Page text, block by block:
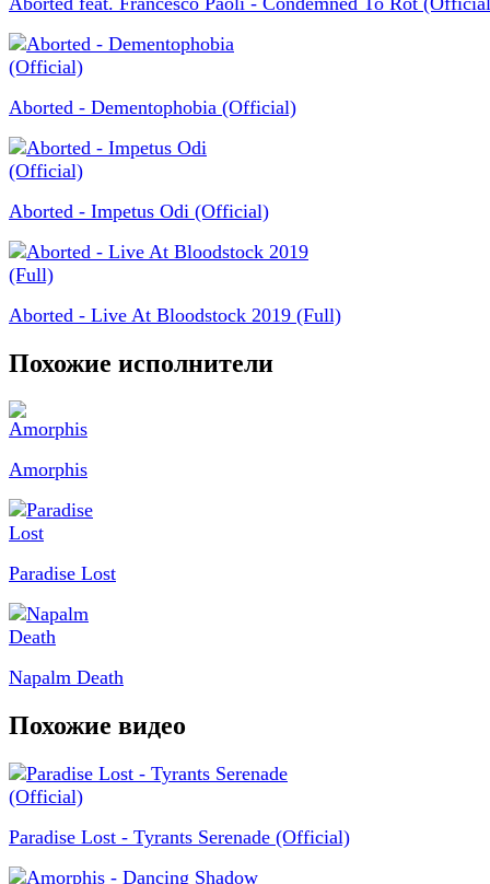
Aborted - Dementophobia (Official)
Aborted - Impetus Odi (Official)
Aborted - Live At Bloodstock 2019 (Full)
Похожие исполнители
Amorphis
Paradise Lost
Napalm Death
Похожие видео
Paradise Lost - Tyrants Serenade (Official)